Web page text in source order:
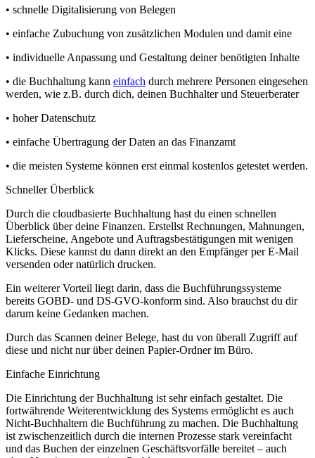
• schnelle Digitalisierung von Belegen
• einfache Zubuchung von zusätzlichen Modulen und damit eine
• individuelle Anpassung und Gestaltung deiner benötigten Inhalte
• die Buchhaltung kann einfach durch mehrere Personen eingesehen
werden, wie z.B. durch dich, deinen Buchhalter und Steuerberater
• hoher Datenschutz
• einfache Übertragung der Daten an das Finanzamt
• die meisten Systeme können erst einmal kostenlos getestet werden.
Schneller Überblick
Durch die cloudbasierte Buchhaltung hast du einen schnellen
Überblick über deine Finanzen. Erstellst Rechnungen, Mahnungen,
Lieferscheine, Angebote und Auftragsbestätigungen mit wenigen
Klicks. Diese kannst du dann direkt an den Empfänger per E-Mail
versenden oder natürlich drucken.
Ein weiterer Vorteil liegt darin, dass die Buchführungssysteme
bereits GOBD- und DS-GVO-konform sind. Also brauchst du dir
darum keine Gedanken machen.
Durch das Scannen deiner Belege, hast du von überall Zugriff auf
diese und nicht nur über deinen Papier-Ordner im Büro.
Einfache Einrichtung
Die Einrichtung der Buchhaltung ist sehr einfach gestaltet. Die
fortwährende Weiterentwicklung des Systems ermöglicht es auch
Nicht-Buchhaltern die Buchführung zu machen. Die Buchhaltung
ist zwischenzeitlich durch die internen Prozesse stark vereinfacht
und das Buchen der einzelnen Geschäftsvorfälle bereitet – auch